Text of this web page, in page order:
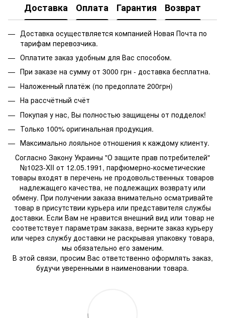
Доставка Оплата Гарантия Возврат
Доставка осуществляется компанией Новая Почта по
тарифам перевозчика.
Оплатите заказ удобным для Вас способом.
При заказе на сумму от 3000 грн - доставка бесплатна.
Наложенный платёж (по предоплате 200грн)
На рассчётный счёт
Покупая у нас, Вы полностью защищены от подделок!
Только 100% оригинальная продукция.
Максимально лояльное отношения к каждому клиенту.
Согласно Закону Украины "О защите прав потребителей"
№1023-XII от 12.05.1991, парфюмерно-косметические
товары входят в перечень не продовольственных товаров
надлежащего качества, не подлежащих возврату или
обмену. При получении заказа внимательно осматривайте
товар в присутствии курьера или представителя службы
доставки. Если Вам не нравится внешний вид или товар не
соответствует параметрам заказа, верните заказ курьеру
или через службу доставки не раскрывая упаковку товара,
мы обязательно его заменим.
В этой связи, просим Вас ответственно оформлять заказ,
будучи уверенными в наименовании товара.